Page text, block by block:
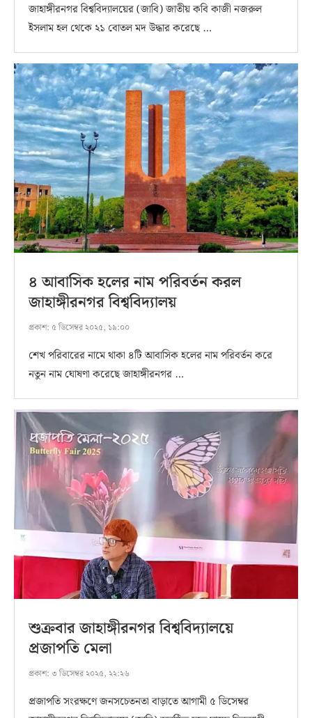
জাহাঙ্গীরনগর বিশ্ববিদ্যালয়ের (জাবি) জাতীয় কবি কাজী নজরুল
ইসলাম হল থেকে ২১ বোতল মদ উদ্ধার করেছে …
৪ আবাসিক হলের নাম পরিবর্তন করল
জাহাঙ্গীরনগর বিশ্ববিদ্যালয়
প্রকাশ: ৫ ডিসেম্বর ২০২৫, ১৯:০০
শেখ পরিবারের নামে থাকা ৪টি আবাসিক হলের নাম পরিবর্তন করে
নতুন নাম ঘোষণা করেছে জাহাঙ্গীরনগর …
শুক্রবার জাহাঙ্গীরনগর বিশ্ববিদ্যালয়ে
প্রজাপতি মেলা
প্রকাশ: ৩ ডিসেম্বর ২০২৫, ২২:২৬
প্রজাপতি সংরক্ষণে জনসচেতনতা বাড়াতে আগামী ৫ ডিসেম্বর